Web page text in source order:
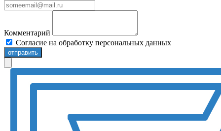
Комментарий
Согласие на обработку персональных данных
отправить